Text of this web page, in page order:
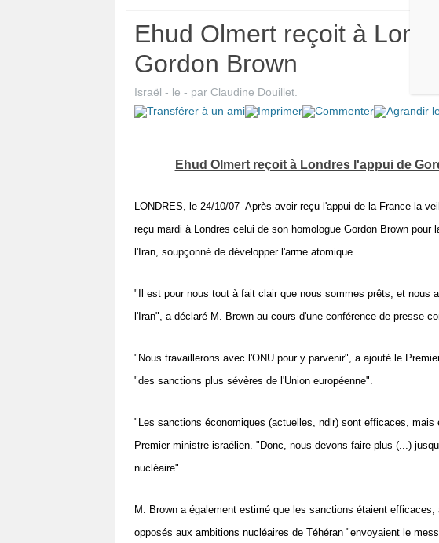
Ehud Olmert reçoit à
Gordon Brown
Israël - le - par Claudine Douillet.
Ehud Olmert reçoit à Londres l'appui de
LONDRES, le 24/10/07- Après avoir reçu l'appui de la France la
reçu mardi à Londres celui de son homologue Gordon Brown
l'Iran, soupçonné de développer l'arme atomique.
"Il est pour nous tout à fait clair que nous sommes prêts, et nous
l'Iran", a déclaré M. Brown au cours d'une conférence de presse
"Nous travaillerons avec l'ONU pour y parvenir", a ajouté le
"des sanctions plus sévères de l'Union européenne".
"Les sanctions économiques (actuelles, ndlr) sont efficaces,
Premier ministre israélien. "Donc, nous devons faire plus (...)
nucléaire".
M. Brown a également estimé que les sanctions étaient
opposés aux ambitions nucléaires de Téhéran "envoyaient le